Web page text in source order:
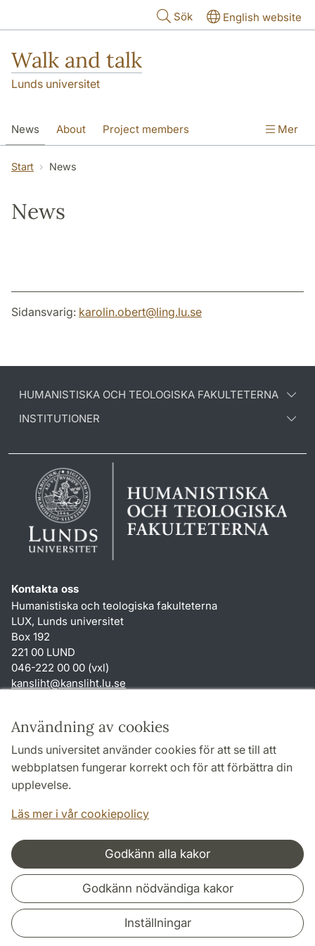
Användning av cookies
Lunds universitet använder cookies för att se till att
webbplatsen fungerar korrekt och för att förbättra din
upplevelse.
Läs mer i vår cookiepolicy
Godkänn alla kakor
Godkänn nödvändiga kakor
Inställningar
Sök English website
Walk and talk
Lunds universitet
News About Project members
Collaborating communities
Mer
Start News
News
Sidansvarig: karolin.obert@ling.lu.se
HUMANISTISKA OCH TEOLOGISKA FAKULTETERNA
INSTITUTIONER
Kontakta oss
Humanistiska och teologiska fakulteterna
LUX, Lunds universitet
Box 192
221 00 LUND
046-222 00 00 (vxl)
kansliht@kansliht.lu.se
Genvägar
Om webbplatsen och cookies
Behandling av personuppgifter
Tillgänglighetsredogörelse
Samarbeten och nätverk